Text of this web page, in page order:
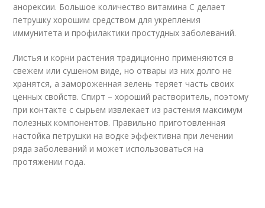
анорексии. Большое количество витамина С делает
петрушку хорошим средством для укрепления
иммунитета и профилактики простудных заболеваний.
Листья и корни растения традиционно применяются в
свежем или сушеном виде, но отвары из них долго не
хранятся, а замороженная зелень теряет часть своих
ценных свойств. Спирт – хороший растворитель, поэтому
при контакте с сырьем извлекает из растения максимум
полезных компонентов. Правильно приготовленная
настойка петрушки на водке эффективна при лечении
ряда заболеваний и может использоваться на
протяжении года.